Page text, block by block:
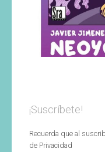
¡Suscríbete!
Recuerda que al
de Privacidad